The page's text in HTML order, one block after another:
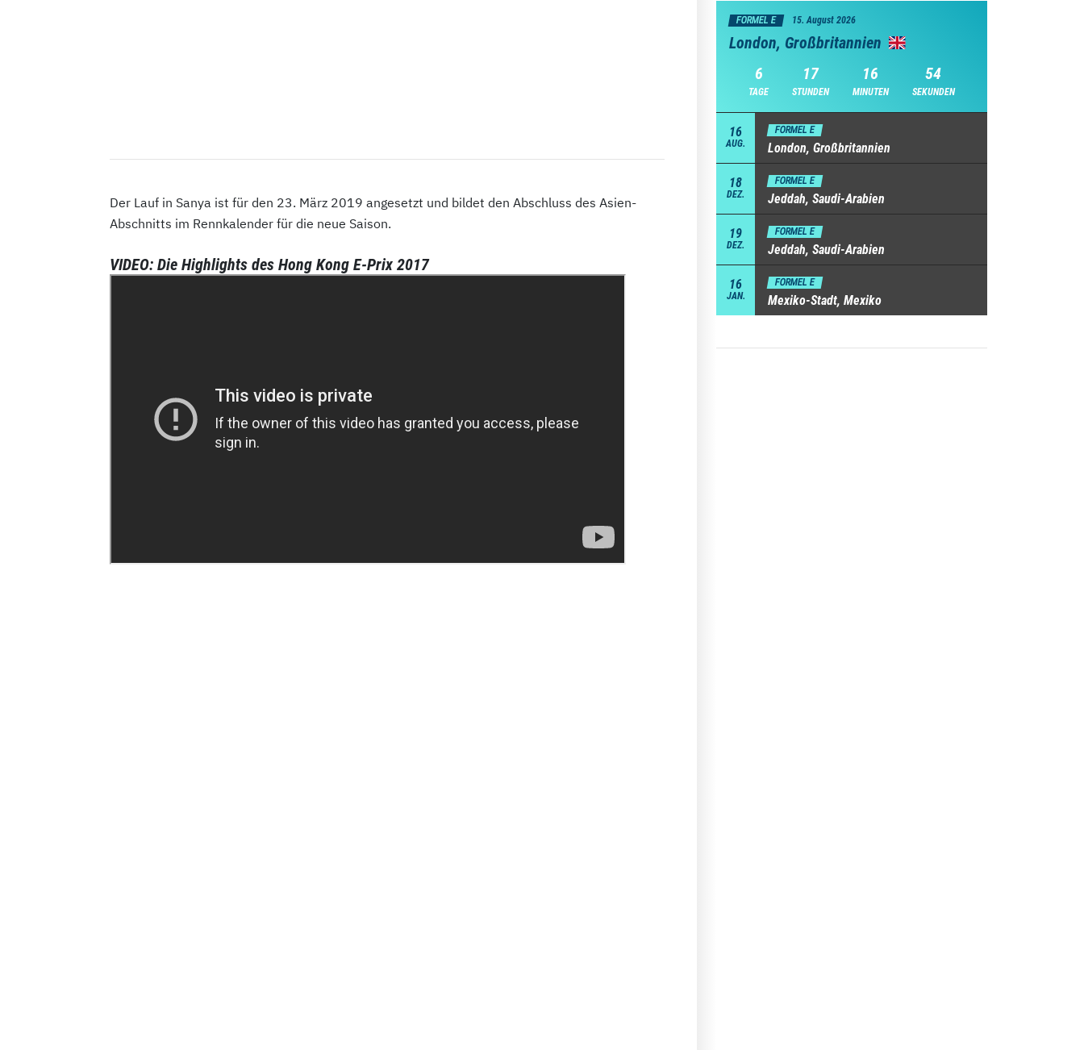
Der Lauf in Sanya ist für den 23. März 2019 angesetzt und bildet den Abschluss des Asien-
Abschnitts im Rennkalender für die neue Saison.
VIDEO: Die Highlights des Hong Kong E-Prix 2017
FORMEL E 15. August 2026
London, Großbritannien
6
TAGE
17
STUNDEN
16
MINUTEN
53
SEKUNDEN
16
AUG.
FORMEL E
London, Großbritannien
18
DEZ.
FORMEL E
Jeddah, Saudi-Arabien
19
DEZ.
FORMEL E
Jeddah, Saudi-Arabien
16
JAN.
FORMEL E
Mexiko-Stadt, Mexiko